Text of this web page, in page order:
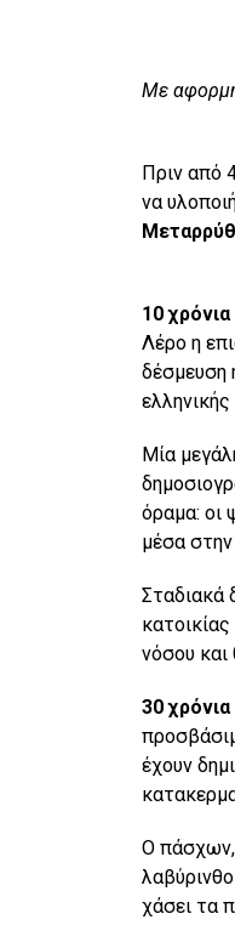
Με
Πριν από
να
10
Λέρο η
δέσμευση
Μία
όραμα: οι
μέσα
Σταδιακά
νόσου και
30
έχουν
Ο πάσχων,
χάσει τα